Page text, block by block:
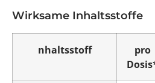
Wirksame Inhaltsstoffe
nhaltsstoff
pro